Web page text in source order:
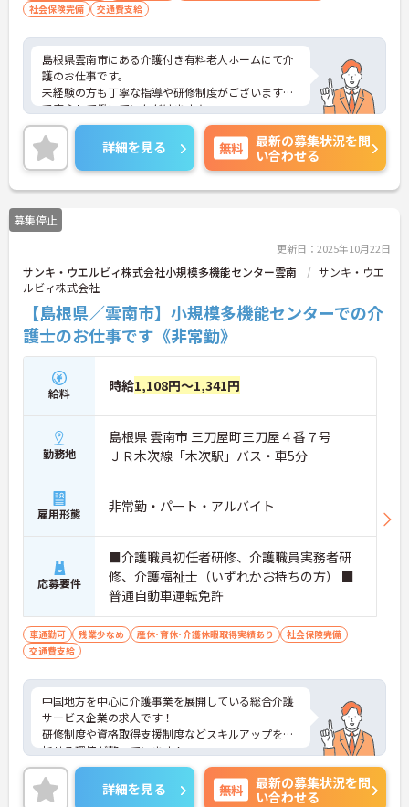
社会保険完備
交通費支給
島根県雲南市にある介護付き有料老人ホームにて介
護のお仕事です。
未経験の方も丁寧な指導や研修制度がございますの
で安心して働いていただけます★
毎月希望休も取得することが可能です♪
ご興味ある方には、面接対策ポイントなど、さらに
詳細をお話しいたしますのでお気軽にご相談くださ
い。
詳細を見る 無料
最新の募集状況を問
い合わせる
募集停止
更新日：2025年10月22日
サンキ・ウエルビィ株式会社小規模多機能センター雲南
サンキ・ウエ
ルビィ株式会社
【島根県／雲南市】小規模多機能センターでの介
護士のお仕事です《非常勤》
給料 時給1,108円～1,341円
勤務地
島根県 雲南市 三刀屋町三刀屋４番７号
ＪＲ木次線「木次駅」バス・車5分
雇用形態 非常勤・パート・アルバイト
応募要件
■介護職員初任者研修、介護職員実務者研
修、介護福祉士（いずれかお持ちの方） ■
普通自動車運転免許
車通勤可 残業少なめ 産休･育休･介護休暇取得実績あり
社会保険完備
交通費支給
中国地方を中心に介護事業を展開している総合介護
サービス企業の求人です！
研修制度や資格取得支援制度などスキルアップを目
指せる環境が整っています！
ご興味ある方には、面接のポイントなど、さらに詳
細をお話致しますのでお気軽にご相談ください。
詳細を見る 無料
最新の募集状況を問
い合わせる